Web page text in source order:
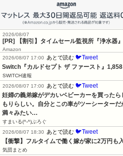
2026/08/07
[PR] 【割引】タイムセール監視所『浄水器』
Amazon
2026/08/07 17:00
あとで読む 🐦Tweet
Switch『カルドセプト ザ ファースト』
SWITCH速報
2026/08/07 17:00
あとで読む 🐦Tweet
妊婦の義弟嫁がデカいベビーカーを買った
もりらしい。自分とこの車がツーシーター
満々みたい…
すまいる(^-^)ぶろぐ
2026/08/07 18:30
あとで読む 🐦Tweet
【衝撃】フルタイムで働く嫁が家に2万円も
気団まとめ